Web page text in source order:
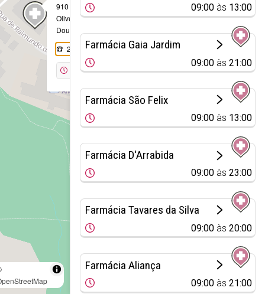
910
Oliveira do
Douro
227 849 065
Encerrada
09:00 às 13:00
Farmácia Gaia Jardim
09:00 às21:00
Farmácia São Felix
09:00 às 13:00
Farmácia D'Arrabida
09:00 às23:00
Farmácia Tavares da Silva
09:00 às20:00
Farmácia Aliança
09:00 às21:00